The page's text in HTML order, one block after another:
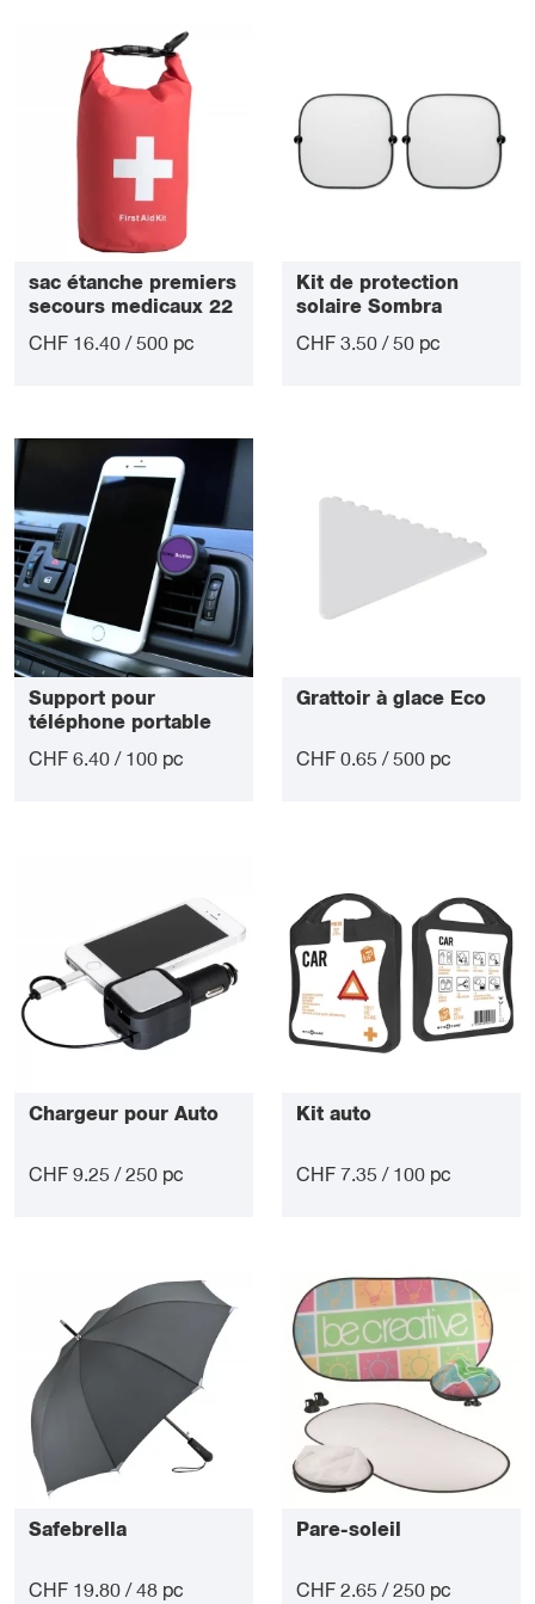
sac étanche premiers
secours medicaux 22
CHF 16.40 / 500 pc
Kit de protection
solaire Sombra
CHF 3.50 / 50 pc
Support pour
téléphone portable
CHF 6.40 / 100 pc
Grattoir à glace Eco
CHF 0.65 / 500 pc
Chargeur pour Auto
CHF 9.25 / 250 pc
Kit auto
CHF 7.35 / 100 pc
Safebrella
CHF 19.80 / 48 pc
Pare-soleil
CHF 2.65 / 250 pc